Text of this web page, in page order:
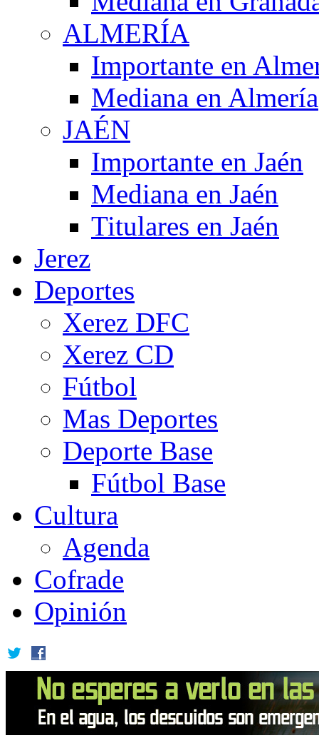
ALMERÍA
Importante en
Mediana en Almería
JAÉN
Importante en Jaén
Mediana en Jaén
Titulares en Jaén
Jerez
Deportes
Xerez DFC
Xerez CD
Fútbol
Mas Deportes
Deporte Base
Fútbol Base
Cultura
Agenda
Cofrade
Opinión